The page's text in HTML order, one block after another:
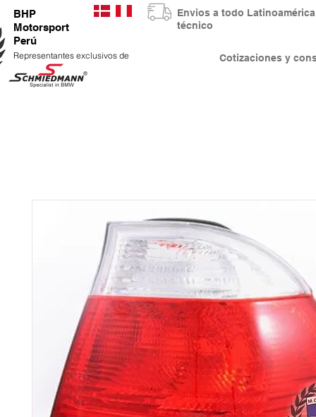
BHP
Motorsport
Perú
Representantes exclusivos de Cotizaciones y
Envios a todo
técnico